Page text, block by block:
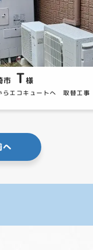
市 T様
らエコキュートへ 取替工事
へ